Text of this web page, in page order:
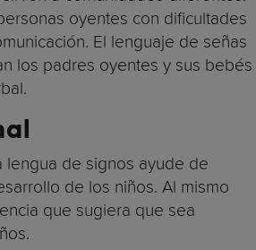
oyentes con dificultades
El lenguaje de señas
los padres oyentes y sus bebés
lengua de signos ayude de
de los niños. Al mismo
que sugiera que sea